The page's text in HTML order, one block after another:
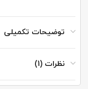
توضیحات تکمیلی
نظرات (1)